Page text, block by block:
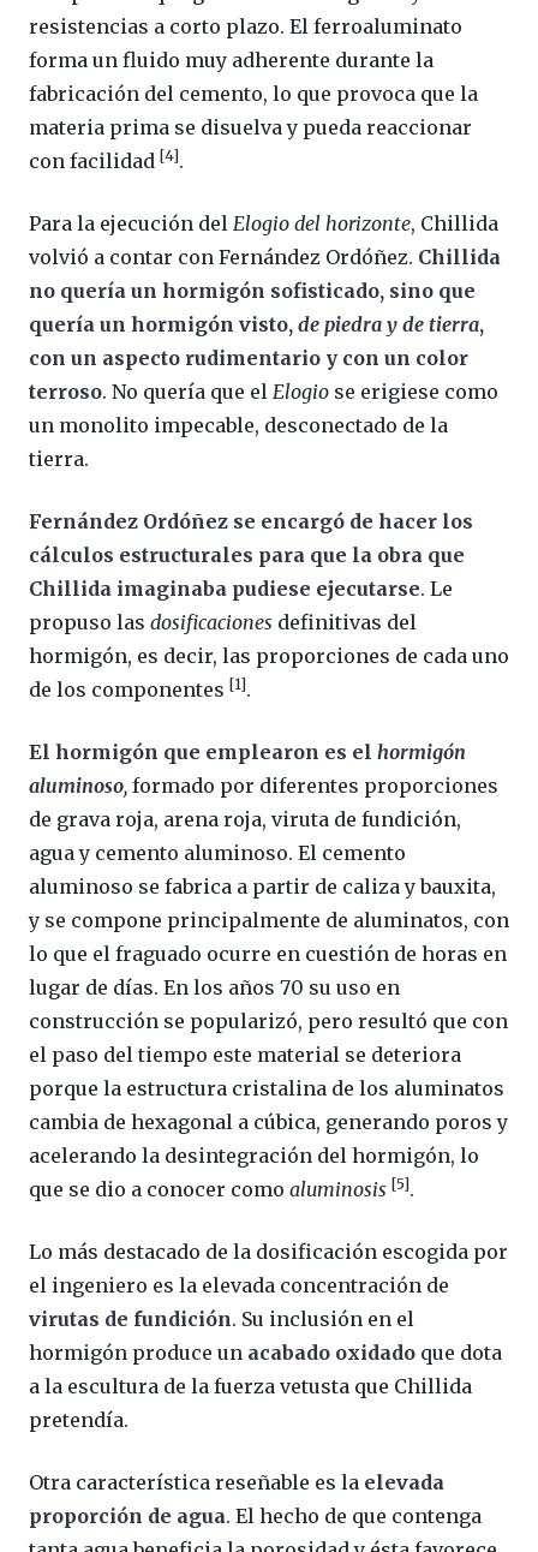
resistencias a corto plazo. El ferroaluminato
forma un fluido muy adherente durante la
fabricación del cemento, lo que provoca que la
materia prima se disuelva y pueda reaccionar
con facilidad [4].
Para la ejecución del Elogio del horizonte, Chillida
volvió a contar con Fernández Ordóñez. Chillida
no quería un hormigón sofisticado, sino que
quería un hormigón visto, de piedra y de tierra,
con un aspecto rudimentario y con un color
terroso. No quería que el Elogio se erigiese como
un monolito impecable, desconectado de la
tierra.
Fernández Ordóñez se encargó de hacer los
cálculos estructurales para que la obra que
Chillida imaginaba pudiese ejecutarse. Le
propuso las dosificaciones definitivas del
hormigón, es decir, las proporciones de cada uno
de los componentes [1].
El hormigón que emplearon es el hormigón
aluminoso, formado por diferentes proporciones
de grava roja, arena roja, viruta de fundición,
agua y cemento aluminoso. El cemento
aluminoso se fabrica a partir de caliza y bauxita,
y se compone principalmente de aluminatos, con
lo que el fraguado ocurre en cuestión de horas en
lugar de días. En los años 70 su uso en
construcción se popularizó, pero resultó que con
el paso del tiempo este material se deteriora
porque la estructura cristalina de los aluminatos
cambia de hexagonal a cúbica, generando poros y
acelerando la desintegración del hormigón, lo
que se dio a conocer como aluminosis [5].
Lo más destacado de la dosificación escogida por
el ingeniero es la elevada concentración de
virutas de fundición. Su inclusión en el
hormigón produce un acabado oxidado que dota
a la escultura de la fuerza vetusta que Chillida
pretendía.
Otra característica reseñable es la elevada
proporción de agua. El hecho de que contenga